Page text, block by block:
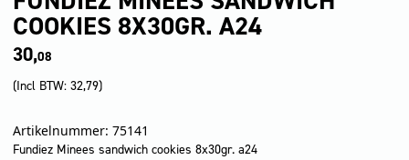
COOKIES 8X30GR. A24
30,08
(Incl BTW: 32,79)
Artikelnummer: 75141
Fundiez Minees sandwich cookies 8x30gr. a24